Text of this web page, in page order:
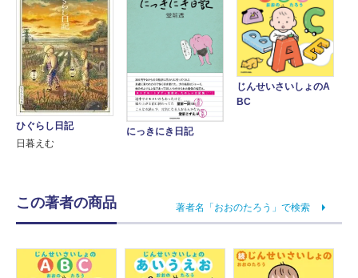
ひぐらし日記
日暮えむ
にっきにき日記
じんせいさいしょのA
BC
この著者の商品 著者名「おおのたろう」で検索